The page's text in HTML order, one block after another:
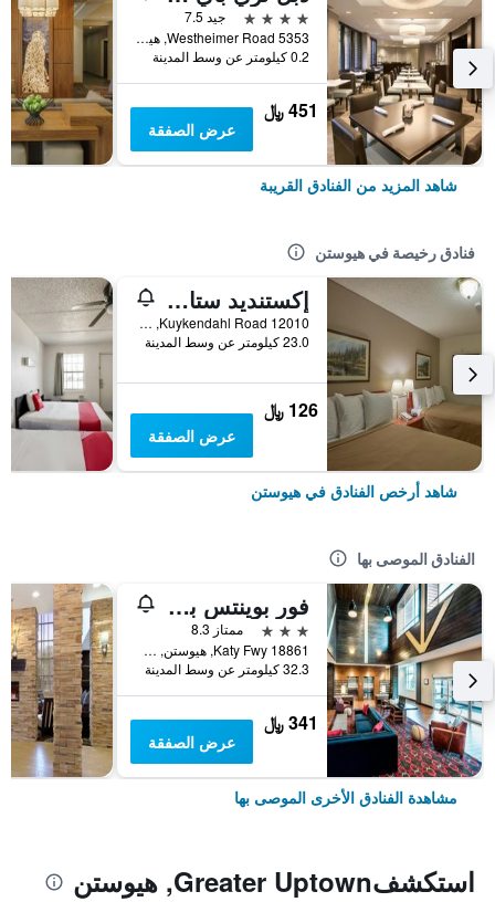
4 نجوم
جيد 7.5
5353 Westheimer Road, هيوستن, TX, الولايات المتحدة الأميريكية
0.2 كيلومتر عن وسط المدينة
451 ﷼
عرض الصفقة
شاهد المزيد من الفنادق القريبة
فنادق رخيصة في هيوستن
إكستنديد ستاي إن تاون سويتس هيوستون تكساس - جرينسبوينت
12010 Kuykendahl Road, هيوستن, TX, الولايات المتحدة الأميريكية
23.0 كيلومتر عن وسط المدينة
126 ﷼
عرض الصفقة
شاهد أرخص الفنادق في هيوستن
الفنادق الموصى بها
فور بوينتس باي شيراتون إينرجي كوريدور
3 نجوم
ممتاز 8.3
18861 Katy Fwy, هيوستن, TX, الولايات المتحدة الأميريكية
32.3 كيلومتر عن وسط المدينة
341 ﷼
عرض الصفقة
مشاهدة الفنادق الأخرى الموصى بها
استكشفGreater Uptown, هيوستن